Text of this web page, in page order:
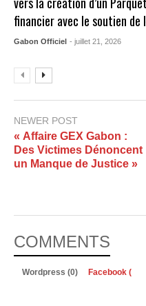
financier avec le soutien de
Gabon Officiel - juillet 21, 2026
NEWER POST
« Affaire GEX Gabon :
Des Victimes Dénoncent
un Manque de Justice »
COMMENTS
Wordpress (0) Facebook (